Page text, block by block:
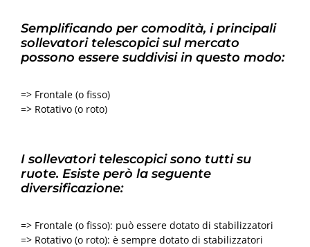
Semplificando per comodità, i principali
sollevatori telescopici sul mercato
possono essere suddivisi in questo modo:
=> Frontale (o fisso)
=> Rotativo (o roto)
I sollevatori telescopici sono tutti su
ruote. Esiste però la seguente
diversificazione:
=> Frontale (o fisso): può essere dotato di stabilizzatori
=> Rotativo (o roto): è sempre dotato di stabilizzatori